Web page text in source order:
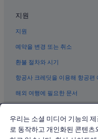
미야지마의 게스트하우스
미야지마의 빌라
미야지마의 WiFi 제공 호텔
미야지마의 전자레인지 구비
이쓰쿠시마 신사 근처 호텔
하쓰카이치의 카지노 호텔
지원
지원
예약을 변경 또는 취소
환불 절차와 시기
항공사 크레딧을 이용해 항공편
해외 여행에 필요한 문서
우리는 소셜 미디어 기능의
로 동작하고 개인화된 콘텐